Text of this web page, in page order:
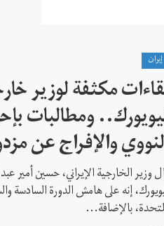
إيران
مكثفة لوزير
ومطالبات
والإفراج عن
وزير الخارجية الإيراني، حسين أمير
إنه على هامش الدورة السادسة
بالإضافة...